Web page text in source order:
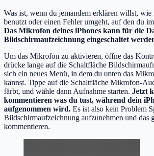
Was ist, wenn du jemandem erklären willst, wie
benutzt oder einen Fehler umgeht, auf den du
Das Mikrofon deines iPhones kann für die
Bildschirmaufzeichnung eingeschaltet
Um das Mikrofon zu aktivieren, öffne das
drücke lange auf die Schaltfläche
sich ein neues Menü, in dem du unten das
kannst. Tippe auf die Schaltfläche Mikrofon-
färbt, und wähle dann Aufnahme starten. Jetzt
kommentieren was du tust, während dein
aufgenommen wird. Es ist also kein Problem
Bildschirmaufzeichnung aufzunehmen und das
kommentieren.